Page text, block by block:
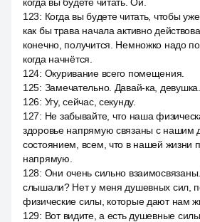
123: Когда вы будете читать, чтобы
как бы трава начала активно
конечно, получится. Немножко надо
когда начнётся.
124: Окуривание всего помещения.
125: Замечательно. Давай-ка, девушка.
126: Угу, сейчас, секунду.
127: Не забывайте, что наша
здоровье напрямую связаны с нашим
состоянием, всем, что в нашей жизни
напрямую.
128: Они очень сильно
слышали? Нет у меня душевных сил,
физические силы, которые дают нам
129: Вот видите, а есть душевные